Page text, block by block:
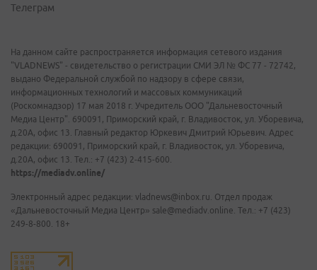
Телеграм
На данном сайте распространяется информация сетевого издания
"VLADNEWS" - свидетельство о регистрации СМИ ЭЛ № ФС 77 - 72742,
выдано Федеральной службой по надзору в сфере связи,
информационных технологий и массовых коммуникаций
(Роскомнадзор) 17 мая 2018 г. Учредитель ООО "Дальневосточный
Медиа Центр". 690091, Приморский край, г. Владивосток, ул. Уборевича,
д.20А, офис 13. Главный редактор Юркевич Дмитрий Юрьевич. Адрес
редакции: 690091, Приморский край, г. Владивосток, ул. Уборевича,
д.20А, офис 13. Тел.: +7 (423) 2-415-600.
https://mediadv.online/
Электронный адрес редакции: vladnews@inbox.ru. Отдел продаж
«Дальневосточный Медиа Центр» sale@mediadv.online. Тел.: +7 (423)
249-8-800. 18+